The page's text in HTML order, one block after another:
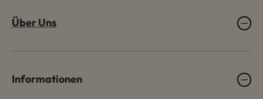
Über Uns
Informationen